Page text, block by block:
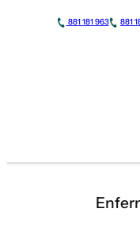
881 181 963 881